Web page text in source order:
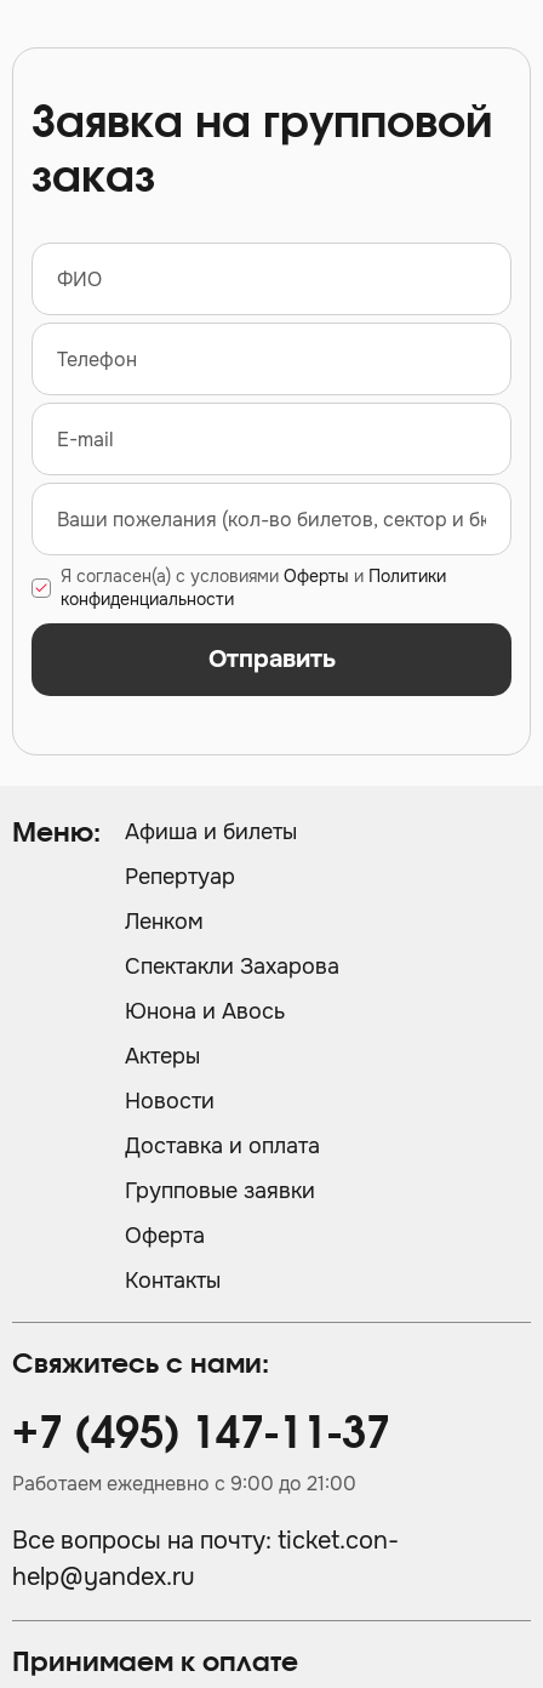
Заявка на групповой
заказ
Я согласен(а) с условиями Оферты и Политики
конфиденциальности
Отправить
Принимаем к оплате
Свяжитесь с нами:
+7 (495) 147-11-37
Работаем ежедневно с 9:00 до 21:00
Все вопросы на почту: ticket.con-
help@yandex.ru
Меню:
Афиша и билеты
Репертуар
Ленком
Спектакли Захарова
Юнона и Авось
Актеры
Новости
Доставка и оплата
Групповые заявки
Оферта
Контакты